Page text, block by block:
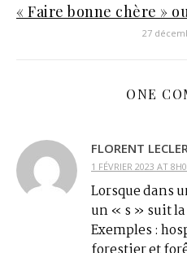
« Faire bonne chère »
27
ONE
FLORENT
1 FÉVRIER 2023 AT
Lorsque dans
un « s » suit
Exemples :